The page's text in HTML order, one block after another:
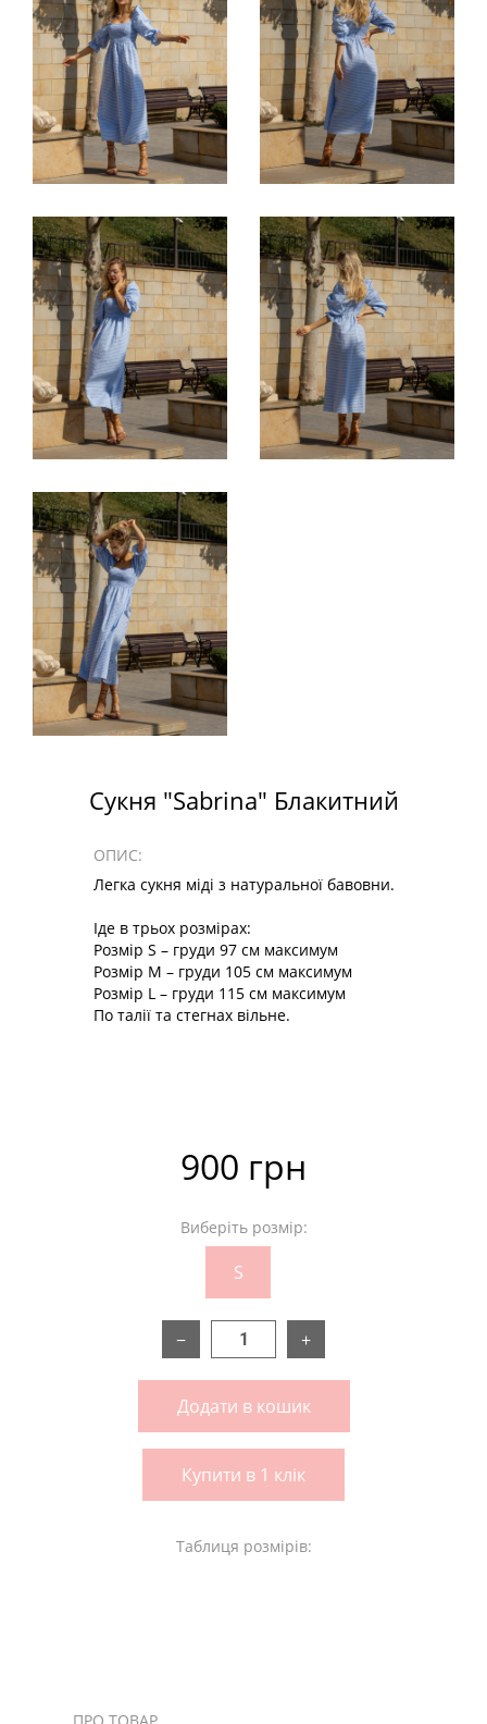
Сукня "Sabrina" Блакитний
ОПИС:
Легка сукня міді з натуральної бавовни.
Іде в трьох розмірах:
Розмір S – груди 97 см максимум
Розмір М – груди 105 см максимум
Розмір L – груди 115 см максимум
По талії та стегнах вільне.
900 грн
Виберіть розмір:
S
− +
Додати в кошик
Купити в 1 клік
Таблиця розмірів: